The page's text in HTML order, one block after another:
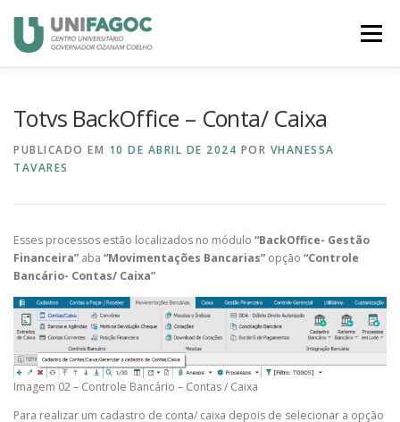
Menu
PORTAL DO ALUNO
Totvs BackOffice – Conta/ Caixa
PUBLICADO EM 10 DE ABRIL DE 2024 POR VHANESSA
TAVARES
Esses processos estão localizados no módulo “BackOffice- Gestão
Financeira”aba “Movimentações Bancarias”opção “Controle
Bancário- Contas/ Caixa”
Imagem 02 – Controle Bancário – Contas / Caixa
Para realizar um cadastro de conta/ caixa depois de selecionar a opção